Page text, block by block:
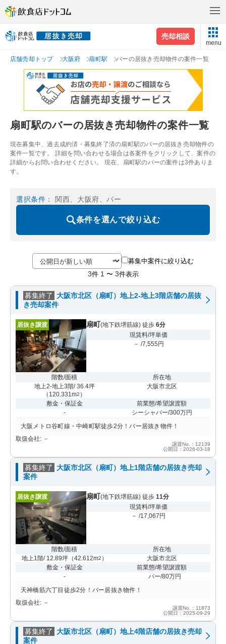
売却相談
menu
店舗売却トップ 大阪府 扇町駅 バーの居抜き売却物件の案件一覧
扇町駅のバーの居抜き売却物件の案件一覧
現在募集中、過去成約済・募集終了済の扇町駅のバーの居抜き売却物件の
案件一覧です。 詳細を問い合わせる場合は各案件をクリックして、案件の
詳細からお問い合わせください。 現在、扇町駅のバーの案件は3件ありま
す。
選択条件 ： 関西、大阪府、バー
条件を選んで絞り込む
募集中案件に絞り込む
3件 1 〜 3件表示
募集終了
大阪市北区（扇町）地上2-地上3階店舗の居抜
き売却案件
居抜き譲渡 扇町(地下鉄堺筋線) 徒歩 6分
現賃料/坪単価
－ /7,555円
階数/面積
地上2-地上3階/ 36.4坪
（ 120.331m2 ）
所在地
大阪市北区
敷金・保証金
-
前業態/希望譲渡額
シーシャバー/300万円
大阪メトロ谷町線・中崎町駅徒歩2分！バー居抜き物件！
取扱会社: －
譲渡No.：12139
公開日：2026-03-18
募集終了
大阪市北区（扇町）地上1階店舗の居抜き売却
案件
居抜き譲渡 扇町(地下鉄堺筋線) 徒歩 11分
現賃料/坪単価
－ /17,067円
階数/面積
地上1階/ 12.89坪（42.612m2 ）
所在地
大阪市北区
敷金・保証金
-
前業態/希望譲渡額
バー/80万円
天神橋筋六丁目徒歩2分！バー居抜き物件！
取扱会社: －
譲渡No.：11873
公開日：2025-09-29
募集終了
大阪市北区（扇町）地上4階店舗の居抜き売却
案件